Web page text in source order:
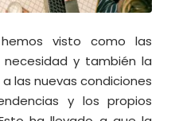
visto como las
y también la
las nuevas condiciones
y los propios